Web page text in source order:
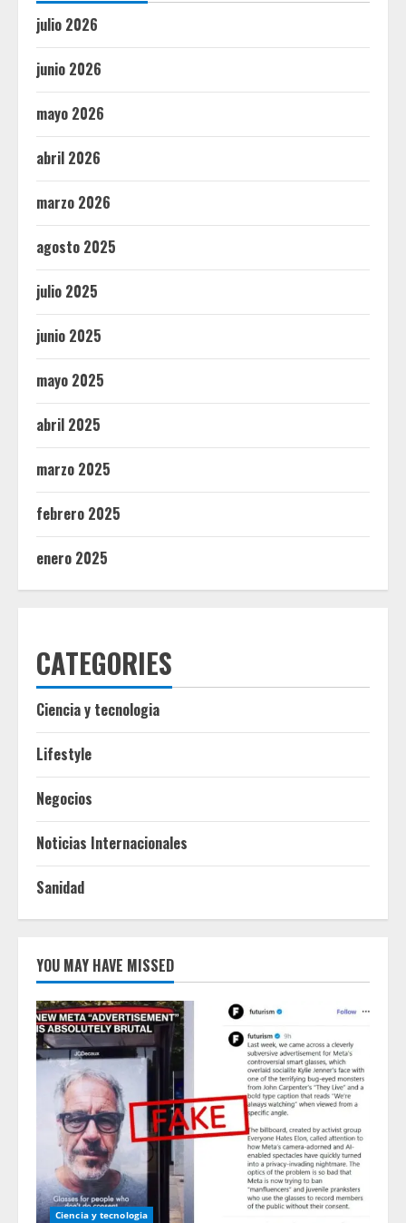
julio 2026
junio 2026
mayo 2026
abril 2026
marzo 2026
agosto 2025
julio 2025
junio 2025
mayo 2025
abril 2025
marzo 2025
febrero 2025
enero 2025
CATEGORIES
Ciencia y tecnologia
Lifestyle
Negocios
Noticias Internacionales
Sanidad
YOU MAY HAVE MISSED
Ciencia y tecnologia